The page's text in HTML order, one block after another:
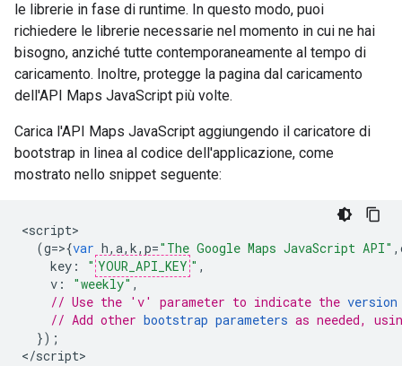
le librerie in fase di runtime. In questo modo, puoi
richiedere le librerie necessarie nel momento in cui ne hai
bisogno, anziché tutte contemporaneamente al tempo di
caricamento. Inoltre, protegge la pagina dal caricamento
dell'API Maps JavaScript più volte.
Carica l'API Maps JavaScript aggiungendo il caricatore di
bootstrap in linea al codice dell'applicazione, come
mostrato nello snippet seguente:
<script
(g=>{var h, a, k, p="The Google Maps JavaScript API" ,
key : " YOUR_API_KEY " ,
v : "weekly" ,
// Use the 'v' parameter to indicate the version
// Add other bootstrap parameters as needed,
});
</script>